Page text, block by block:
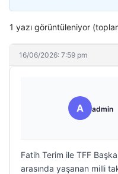
1 yazı görüntüleniyor
16/06/2026: 7:59 pm
A admin
Fatih Terim ile TFF
arasında yaşanan milli